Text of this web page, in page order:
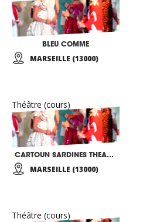
BLEU COMME
MARSEILLE (13000)
Théâtre (cours)
CARTOUN SARDINES THEATRE
MARSEILLE (13000)
Théâtre (cours)